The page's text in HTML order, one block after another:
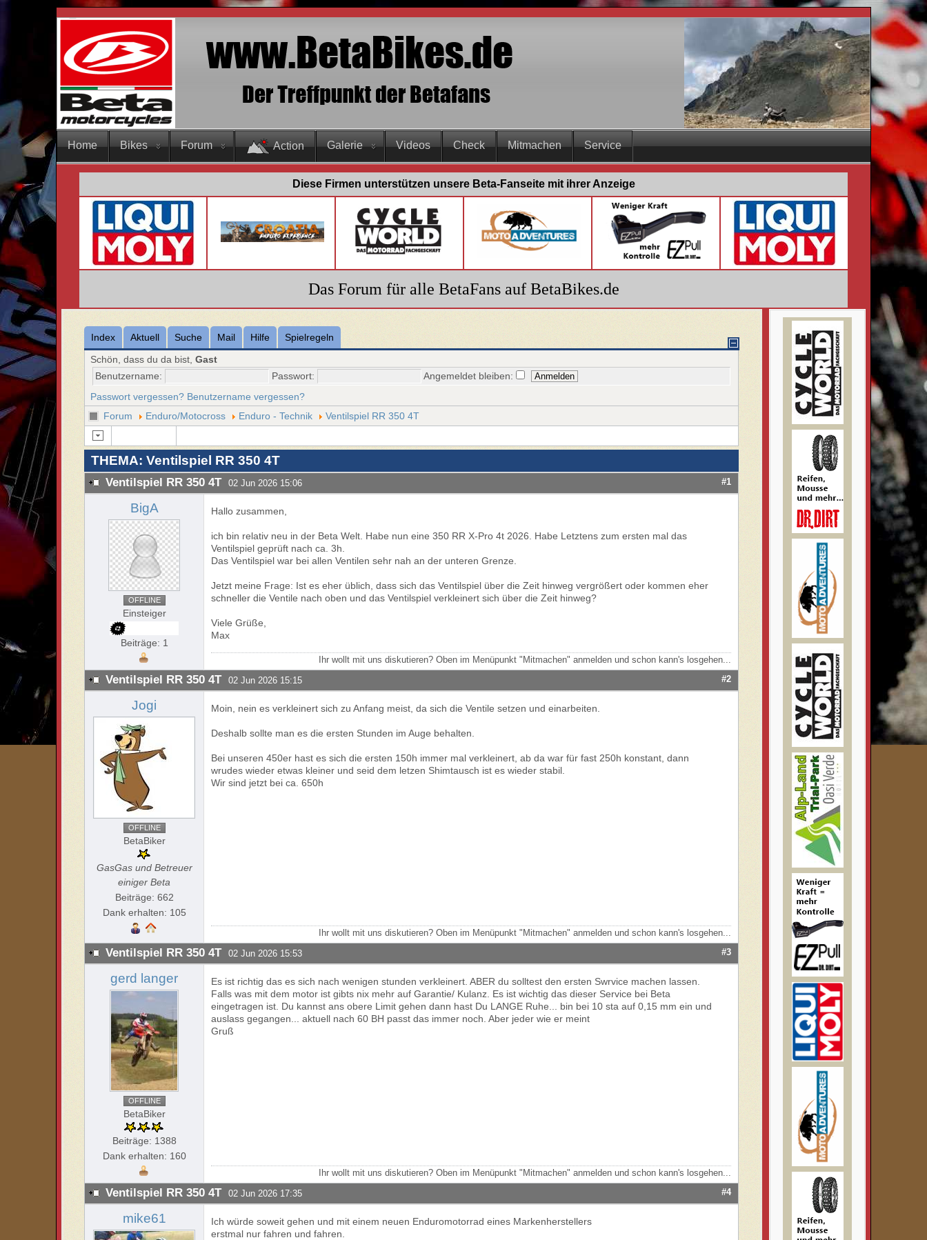
Home Bikes Forum Action Galerie Videos Check Mitmachen Service
Diese Firmen unterstützen unsere Beta-Fanseite mit ihrer Anzeige
Das Forum für alle BetaFans auf BetaBikes.de
Index Aktuell Suche Mail Hilfe
Spielregeln
Schön, dass du da bist,Gast
Benutzername:
Passwort:
Angemeldet bleiben:
Passwort vergessen? Benutzername vergessen?
Forum
Enduro/Motocross Enduro - Technik Ventilspiel RR 350 4T
THEMA: Ventilspiel RR 350 4T
Ventilspiel RR 350 4T 02 Jun 2026 15:06 #1
BigA
OFFLINE
Einsteiger
Beiträge: 1
Hallo zusammen,
ich bin relativ neu in der Beta Welt. Habe nun eine 350 RR X-Pro 4t 2026. Habe Letztens zum ersten mal das
Ventilspiel geprüft nach ca. 3h.
Das Ventilspiel war bei allen Ventilen sehr nah an der unteren Grenze.
Jetzt meine Frage: Ist es eher üblich, dass sich das Ventilspiel über die Zeit hinweg vergrößert oder kommen eher
schneller die Ventile nach oben und das Ventilspiel verkleinert sich über die Zeit hinweg?
Viele Grüße,
Max
Ihr wollt mit uns diskutieren? Oben im Menüpunkt "Mitmachen" anmelden und schon kann's losgehen...
Ventilspiel RR 350 4T 02 Jun 2026 15:15 #2
Jogi
OFFLINE
BetaBiker
GasGas und Betreuer
einiger Beta
Beiträge: 662
Dank erhalten: 105
Moin, nein es verkleinert sich zu Anfang meist, da sich die Ventile setzen und einarbeiten.
Deshalb sollte man es die ersten Stunden im Auge behalten.
Bei unseren 450er hast es sich die ersten 150h immer mal verkleinert, ab da war für fast 250h konstant, dann
wrudes wieder etwas kleiner und seid dem letzen Shimtausch ist es wieder stabil.
Wir sind jetzt bei ca. 650h
Ihr wollt mit uns diskutieren? Oben im Menüpunkt "Mitmachen" anmelden und schon kann's losgehen...
Ventilspiel RR 350 4T 02 Jun 2026 15:53 #3
gerd langer
OFFLINE
BetaBiker
Beiträge: 1388
Dank erhalten: 160
Es ist richtig das es sich nach wenigen stunden verkleinert. ABER du solltest den ersten Swrvice machen lassen.
Falls was mit dem motor ist gibts nix mehr auf Garantie/ Kulanz. Es ist wichtig das dieser Service bei Beta
eingetragen ist. Du kannst ans obere Limit gehen dann hast Du LANGE Ruhe... bin bei 10 sta auf 0,15 mm ein und
auslass gegangen... aktuell nach 60 BH passt das immer noch. Aber jeder wie er meint
Gruß
Ihr wollt mit uns diskutieren? Oben im Menüpunkt "Mitmachen" anmelden und schon kann's losgehen...
Ventilspiel RR 350 4T 02 Jun 2026 17:35 #4
mike61
Ich würde soweit gehen und mit einem neuen Enduromotorrad eines Markenherstellers
erstmal nur fahren und fahren.